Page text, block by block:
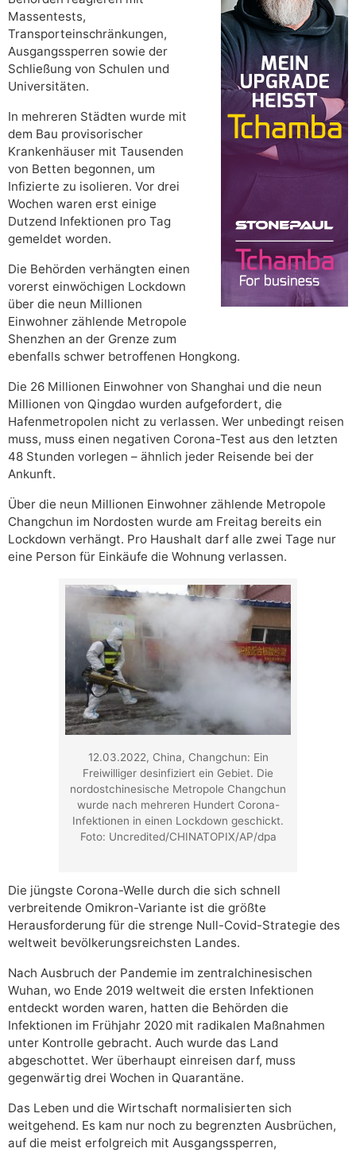
Massentests,
Transporteinschränkungen,
Ausgangssperren sowie der
Schließung von Schulen und
Universitäten.
In mehreren Städten wurde mit
dem Bau provisorischer
Krankenhäuser mit Tausenden
von Betten begonnen, um
Infizierte zu isolieren. Vor drei
Wochen waren erst einige
Dutzend Infektionen pro Tag
gemeldet worden.
Die Behörden verhängten einen
vorerst einwöchigen Lockdown
über die neun Millionen
Einwohner zählende Metropole
Shenzhen an der Grenze zum
ebenfalls schwer betroffenen Hongkong.
Die 26 Millionen Einwohner von Shanghai und die neun
Millionen von Qingdao wurden aufgefordert, die
Hafenmetropolen nicht zu verlassen. Wer unbedingt reisen
muss, muss einen negativen Corona-Test aus den letzten
48 Stunden vorlegen – ähnlich jeder Reisende bei der
Ankunft.
Über die neun Millionen Einwohner zählende Metropole
Changchun im Nordosten wurde am Freitag bereits ein
Lockdown verhängt. Pro Haushalt darf alle zwei Tage nur
eine Person für Einkäufe die Wohnung verlassen.
12.03.2022, China, Changchun: Ein
Freiwilliger desinfiziert ein Gebiet. Die
nordostchinesische Metropole Changchun
wurde nach mehreren Hundert Corona-
Infektionen in einen Lockdown geschickt.
Foto: Uncredited/CHINATOPIX/AP/dpa
Die jüngste Corona-Welle durch die sich schnell
verbreitende Omikron-Variante ist die größte
Herausforderung für die strenge Null-Covid-Strategie des
weltweit bevölkerungsreichsten Landes.
Nach Ausbruch der Pandemie im zentralchinesischen
Wuhan, wo Ende 2019 weltweit die ersten Infektionen
entdeckt worden waren, hatten die Behörden die
Infektionen im Frühjahr 2020 mit radikalen Maßnahmen
unter Kontrolle gebracht. Auch wurde das Land
abgeschottet. Wer überhaupt einreisen darf, muss
gegenwärtig drei Wochen in Quarantäne.
Das Leben und die Wirtschaft normalisierten sich
weitgehend. Es kam nur noch zu begrenzten Ausbrüchen,
auf die meist erfolgreich mit Ausgangssperren,